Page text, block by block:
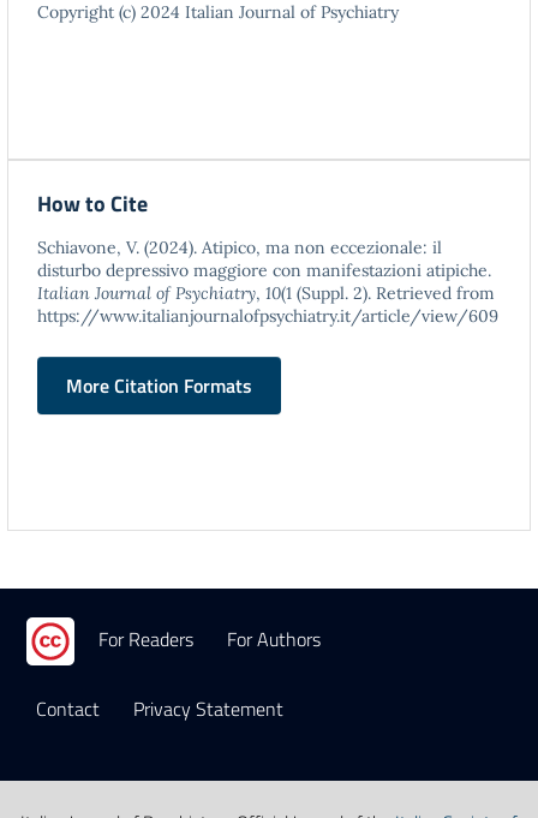
Copyright (c) 2024 Italian Journal of Psychiatry
How to Cite
Schiavone, V. (2024). Atipico, ma non eccezionale: il
disturbo depressivo maggiore con manifestazioni atipiche.
Italian Journal of Psychiatry, 10(1 (Suppl. 2). Retrieved from
https://www.italianjournalofpsychiatry.it/article/view/609
More Citation Formats
For Readers For Authors
Contact Privacy Statement